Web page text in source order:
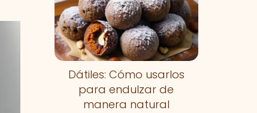
Dátiles: Cómo usarlos
para endulzar de
manera natural